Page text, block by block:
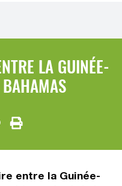
LA GUINÉE-
entre la Guinée-